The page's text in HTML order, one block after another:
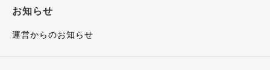
お知らせ
運営からのお知らせ